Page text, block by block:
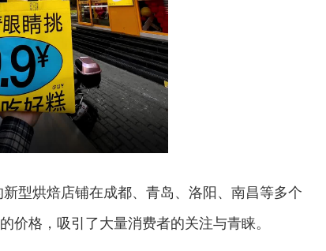
型烘焙店铺在成都、青岛、洛阳、南昌等多个
价格，吸引了大量消费者的关注与青睐。